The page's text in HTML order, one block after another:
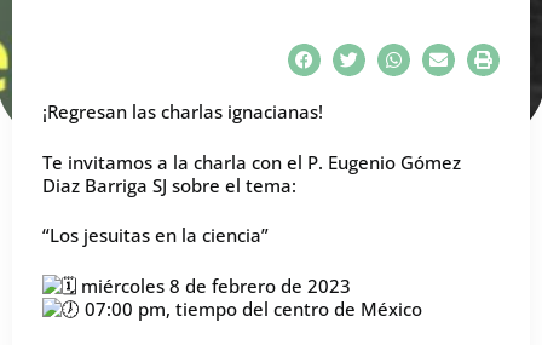
¡Regresan las charlas ignacianas!
Te invitamos a la charla con el P. Eugenio Gómez
Diaz Barriga SJ sobre el tema:
“Los jesuitas en la ciencia”
miércoles 8 de febrero de 2023
07:00 pm, tiempo del centro de México